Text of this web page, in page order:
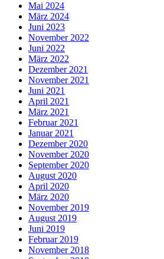
Mai 2024
März 2024
Juni 2023
November 2022
Juni 2022
März 2022
Dezember 2021
November 2021
Juni 2021
April 2021
März 2021
Februar 2021
Januar 2021
Dezember 2020
November 2020
September 2020
August 2020
April 2020
März 2020
November 2019
August 2019
Juni 2019
Februar 2019
November 2018